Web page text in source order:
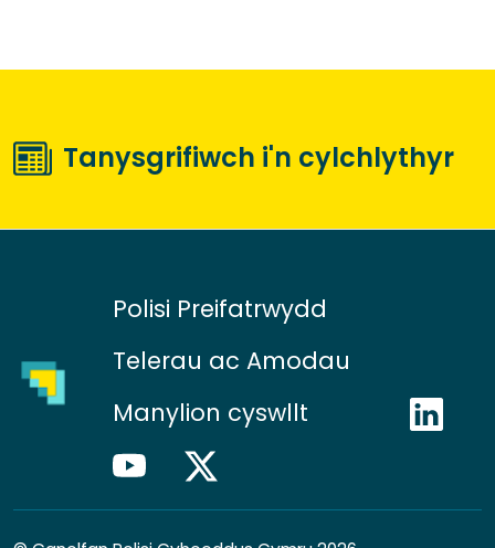
Tanysgrifiwch i'n cylchlythyr
Polisi Preifatrwydd
Telerau ac Amodau
Manylion cyswllt